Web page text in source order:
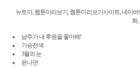
뉴토끼, 웹툰미리보기, 웹툰미리보기사이트, 네이
화,
남주가 내 후원을 좋아해!
기승전색
3월의 눈
윤나뎐